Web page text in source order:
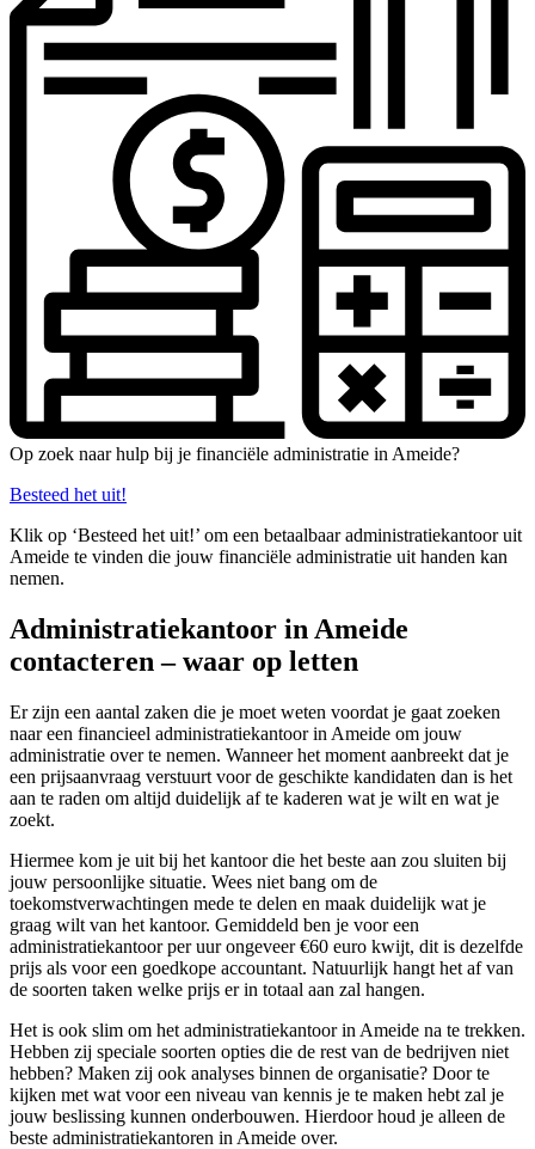
Op zoek naar hulp bij je financiële administratie in Ameide?
Besteed het uit!
Klik op ‘Besteed het uit!’ om een betaalbaar administratiekantoor uit
Ameide te vinden die jouw financiële administratie uit handen kan
nemen.
Administratiekantoor in Ameide
contacteren – waar op letten
Er zijn een aantal zaken die je moet weten voordat je gaat zoeken
naar een financieel administratiekantoor in Ameide om jouw
administratie over te nemen. Wanneer het moment aanbreekt dat je
een prijsaanvraag verstuurt voor de geschikte kandidaten dan is het
aan te raden om altijd duidelijk af te kaderen wat je wilt en wat je
zoekt.
Hiermee kom je uit bij het kantoor die het beste aan zou sluiten bij
jouw persoonlijke situatie. Wees niet bang om de
toekomstverwachtingen mede te delen en maak duidelijk wat je
graag wilt van het kantoor. Gemiddeld ben je voor een
administratiekantoor per uur ongeveer €60 euro kwijt, dit is dezelfde
prijs als voor een goedkope accountant. Natuurlijk hangt het af van
de soorten taken welke prijs er in totaal aan zal hangen.
Het is ook slim om het administratiekantoor in Ameide na te trekken.
Hebben zij speciale soorten opties die de rest van de bedrijven niet
hebben? Maken zij ook analyses binnen de organisatie? Door te
kijken met wat voor een niveau van kennis je te maken hebt zal je
jouw beslissing kunnen onderbouwen. Hierdoor houd je alleen de
beste administratiekantoren in Ameide over.